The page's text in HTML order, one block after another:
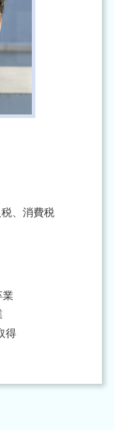
、消費税
業
得